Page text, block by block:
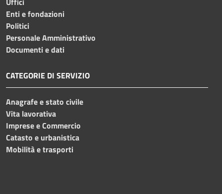
Enti e fondazioni
Politici
Personale Amministrativo
Documenti e dati
CATEGORIE DI SERVIZIO
Anagrafe e stato civile
Vita lavorativa
Imprese e Commercio
Catasto e urbanistica
Mobilità e trasporti